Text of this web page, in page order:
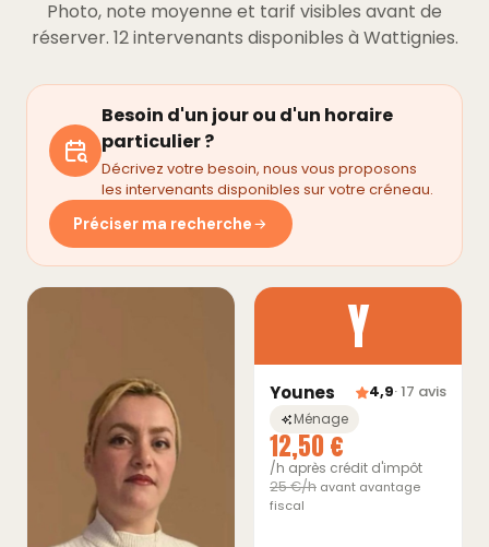
Photo, note moyenne et tarif visibles avant de
réserver. 12 intervenants disponibles à Wattignies.
Besoin d'un jour ou d'un horaire
particulier ?
Décrivez votre besoin, nous vous proposons
les intervenants disponibles sur votre créneau.
Préciser ma recherche
Y
Younes 4,9· 17 avis
Ménage
12,50 €
/h après crédit d'impôt
25 €/h avant avantage
fiscal